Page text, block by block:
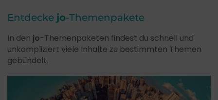
Entdecke jo-Themenpakete
In den jo-Themenpaketen findest du schnell und
unkompliziert viele Inhalte zu bestimmten Themen
gebündelt.